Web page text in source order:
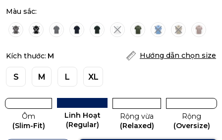
Màu sắc:
Kích thước: M Hướng dẫn chọn size
S M L XL
Ôm
(Slim-Fit)
Linh Hoạt
(Regular)
Rộng vừa
(Relaxed)
Rộng
(Oversize)